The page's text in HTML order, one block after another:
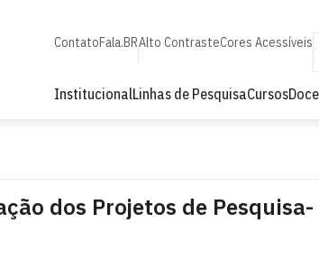
ContatoFala.BRAlto ContrasteCores Acessíveis
InstitucionalLinhas de PesquisaCursos
dos Projetos de Pesquisa-